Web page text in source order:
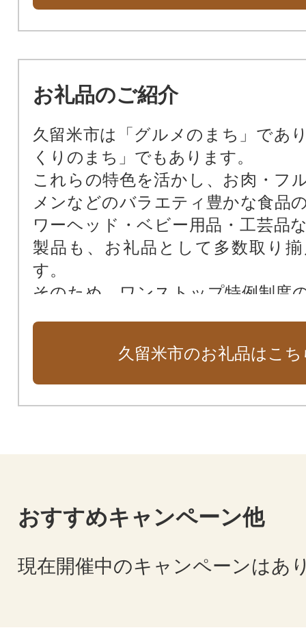
お礼品のご紹介
久留米市は「グルメのまち」であ
くりのまち」でもあります。
これらの特色を活かし、お肉・フ
メンなどのバラエティ豊かな食品
ワーヘッド・ベビー用品・工芸品
製品も、お礼品として多数取り
す。
そのため、ワンストップ特例制度
久留米市のお礼品はこち
おすすめキャンペーン他
現在開催中のキャンペーンはあ